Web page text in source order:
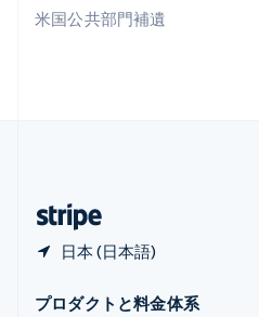
米国公共部門補遺
日本 (日本語)
English
プロダクトと料金体系